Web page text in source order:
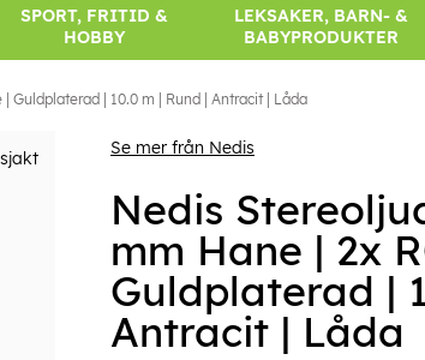
SPORT, FRITID &
HOBBY
LEKSAKER, BARN- &
BABYPRODUKTER
Guldplaterad | 10.0 m | Rund | Antracit | Låda
Se mer från Nedis
Nedis
mm Hane | 2x
Guldplaterad |
Antracit | Låda